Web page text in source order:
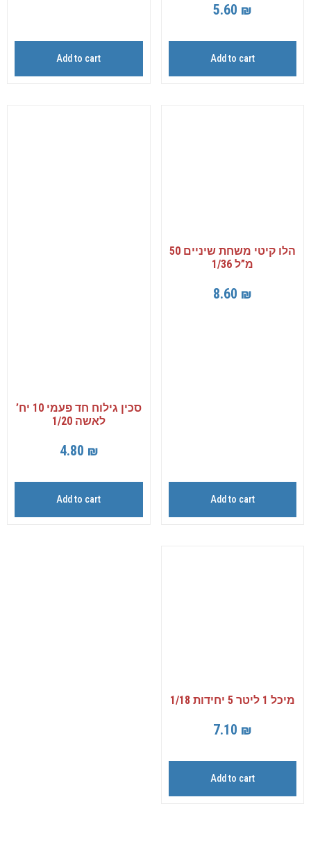
5.60 ₪
Add to cart
Add to cart
הלו קיטי משחת שיניים 50
מ”ל 1/36
8.60 ₪
Add to cart
סכין גילוח חד פעמי 10 יח’
לאשה 1/20
4.80 ₪
Add to cart
מיכל 1 ליטר 5 יחידות 1/18
7.10 ₪
Add to cart